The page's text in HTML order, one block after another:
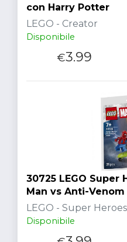
con Harry Potter
LEGO - Creator
Disponibile
€3.99
30725 LEGO Super
Man vs Anti-Venom
LEGO - Super Heroes
Disponibile